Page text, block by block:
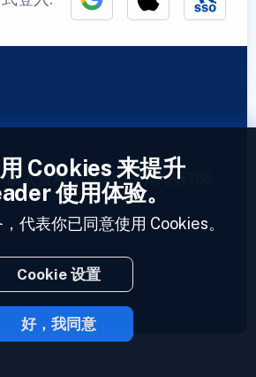
输入资料，立即访问你的订阅
2023 © Inoreader
Cookies 来提升
使用体验。
代表你已同意使用 Cookies。
Cookie 设置
好，我同意